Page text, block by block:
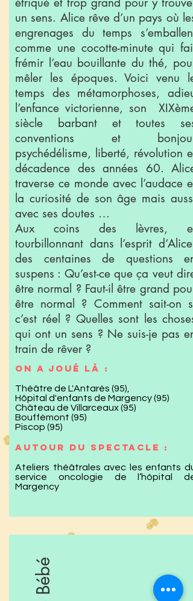
un sens. Alice rêve d’un pays où les
engrenages du temps s’emballent
comme une cocotte-minute qui fait
frémir l’eau bouillante du thé, pour
mêler les époques. Voici venu le
temps des métamorphoses, adieu
l’enfance victorienne, son XIXème
siècle barbant et toutes ses
conventions et bonjour
psychédélisme, liberté, révolution et
décadence des années 60. Alice
traverse ce monde avec l’audace et
la curiosité de son âge mais aussi
avec ses doutes …
Aux coins des lèvres, et
tourbillonnant dans l’esprit d’Alice,
des centaines de questions en
suspens : Qu’est-ce que ça veut dire
être normal ? Faut-il être grand pour
être normal ? Comment sait-on si
c’est réel ? Quelles sont les choses
qui ont un sens ? Ne suis-je pas en
train de rêver ?
On a joué là :
Théâtre de L'Antarès (95),
Hôpital d'enfants de Margency (95)
Château de Villarceaux (95)
Bouffémont (95)
Piscop (95)
Autour du spectacle :
Ateliers théâtrales avec les enfants du
service oncologie de l’hôpital de
Margency